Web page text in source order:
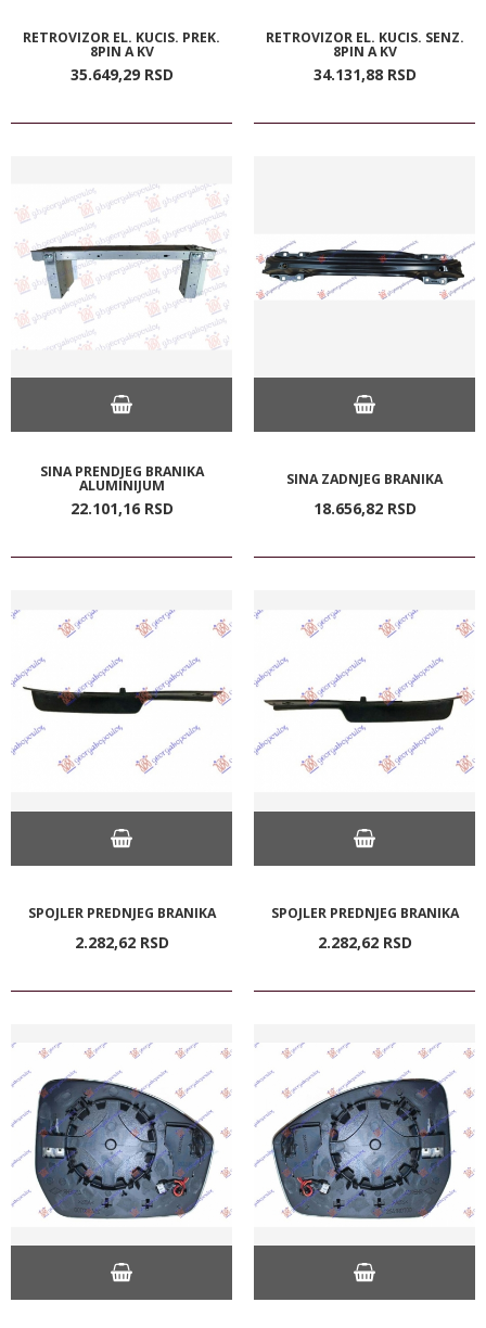
RETROVIZOR EL. KUCIS. PREK.
8PIN A KV
35.649,29 RSD
RETROVIZOR EL. KUCIS. SENZ.
8PIN A KV
34.131,88 RSD
SINA PRENDJEG BRANIKA
ALUMINIJUM
22.101,16 RSD
SINA ZADNJEG BRANIKA
18.656,82 RSD
SPOJLER PREDNJEG BRANIKA
2.282,62 RSD
SPOJLER PREDNJEG BRANIKA
2.282,62 RSD